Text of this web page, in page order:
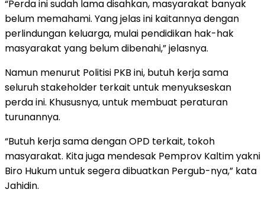
“Perda ini sudah lama disahkan, masyarakat banyak
belum memahami. Yang jelas ini kaitannya dengan
perlindungan keluarga, mulai pendidikan hak-hak
masyarakat yang belum dibenahi,” jelasnya.
Namun menurut Politisi PKB ini, butuh kerja sama
seluruh stakeholder terkait untuk menyukseskan
perda ini. Khususnya, untuk membuat peraturan
turunannya.
“Butuh kerja sama dengan OPD terkait, tokoh
masyarakat. Kita juga mendesak Pemprov Kaltim yakni
Biro Hukum untuk segera dibuatkan Pergub-nya,” kata
Jahidin.